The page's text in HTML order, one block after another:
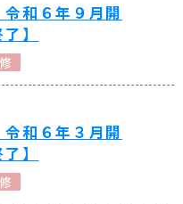
和６年９月開
】
和６年３月開
】